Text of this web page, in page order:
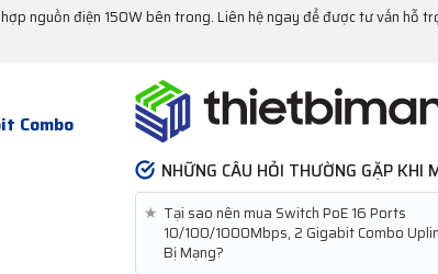
nguồn điện 150W bên trong. Liên hệ ngay để được tư vấn hỗ
Combo
NHỮNG CÂU HỎI THƯỜNG GẶP KHI
★ Tại sao nên mua Switch PoE 16 Ports
10/100/1000Mbps, 2 Gigabit Combo
Bị Mạng?